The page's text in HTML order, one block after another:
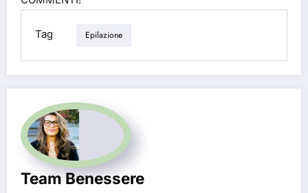
Tag Epilazione
Team Benessere